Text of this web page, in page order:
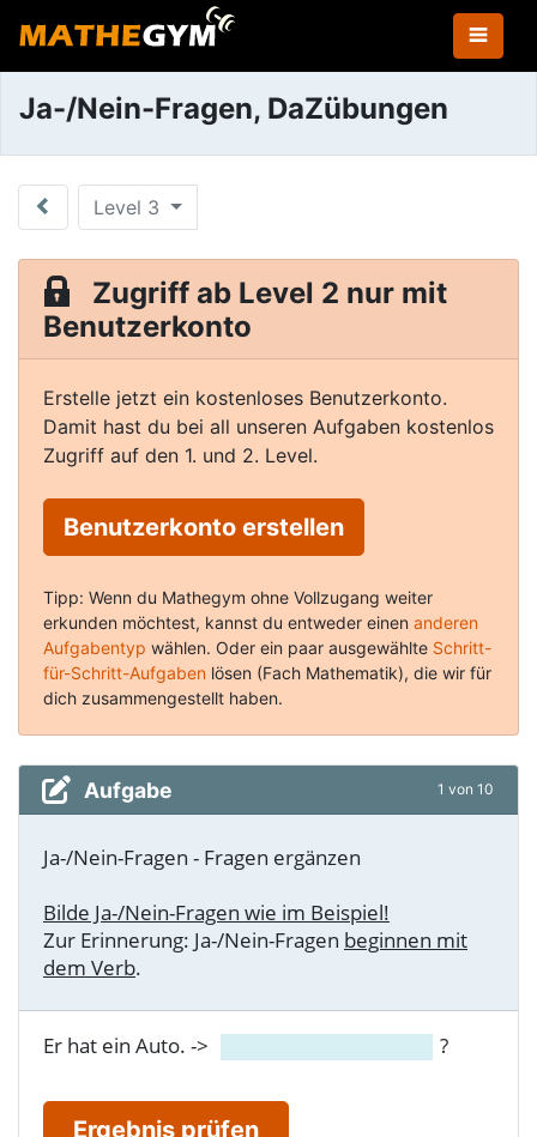
Ja-/Nein-Fragen, DaZübungen
Level 3
Zugriff ab Level 2 nur mit
Benutzerkonto
Erstelle jetzt ein kostenloses Benutzerkonto.
Damit hast du bei all unseren Aufgaben kostenlos
Zugriff auf den 1. und 2. Level.
Benutzerkonto erstellen
Tipp: Wenn du Mathegym ohne Vollzugang weiter
erkunden möchtest, kannst du entweder einen anderen
Aufgabentyp wählen. Oder ein paar ausgewählte Schritt-
für-Schritt-Aufgaben lösen (Fach Mathematik), die wir für
dich zusammengestellt haben.
Aufgabe 1 von 10
Ja-/Nein-Fragen - Fragen ergänzen
Bilde Ja-/Nein-Fragen wie im Beispiel!
Zur Erinnerung: Ja-/Nein-Fragen beginnen mit
dem Verb.
Er hat ein Auto. -> ?
Ergebnis prüfen